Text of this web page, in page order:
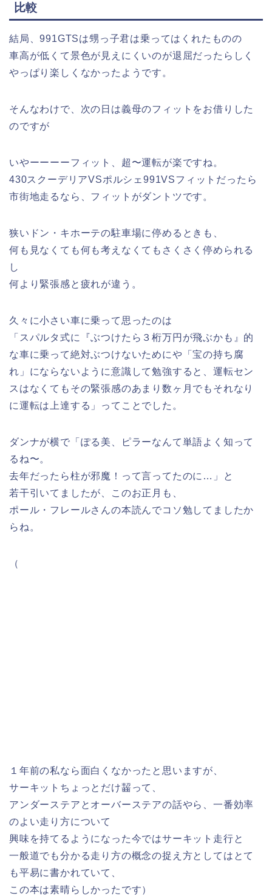
比較
結局、991GTSは甥っ子君は乗ってはくれたものの
車高が低くて景色が見えにくいのが退屈だったらしく
やっぱり楽しくなかったようです。
そんなわけで、次の日は義母のフィットをお借りした
のですが
いやーーーーフィット、超〜運転が楽ですね。
430スクーデリアVSポルシェ991VSフィットだったら
市街地走るなら、フィットがダントツです。
狭いドン・キホーテの駐車場に停めるときも、
何も見なくても何も考えなくてもさくさく停められる
し
何より緊張感と疲れが違う。
久々に小さい車に乗って思ったのは
「スパルタ式に『ぶつけたら３桁万円が飛ぶかも』的
な車に乗って絶対ぶつけないためにや「宝の持ち腐
れ」にならないように意識して勉強すると、運転セン
スはなくてもその緊張感のあまり数ヶ月でもそれなり
に運転は上達する」ってことでした。
ダンナが横で「ぽる美、ピラーなんて単語よく知って
るね〜。
去年だったら柱が邪魔！って言ってたのに…」と
若干引いてましたが、このお正月も、
ポール・フレールさんの本読んでコソ勉してましたか
らね。
（
１年前の私なら面白くなかったと思いますが、
サーキットちょっとだけ齧って、
アンダーステアとオーバーステアの話やら、一番効率
のよい走り方について
興味を持てるようになった今ではサーキット走行と
一般道でも分かる走り方の概念の捉え方としてはとて
も平易に書かれていて、
この本は素晴らしかったです）